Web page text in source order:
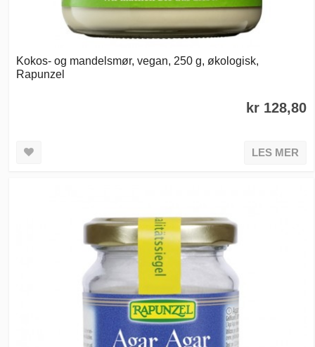
Kokos- og mandelsmør, vegan, 250 g, økologisk,
Rapunzel
kr 128,80
LES MER